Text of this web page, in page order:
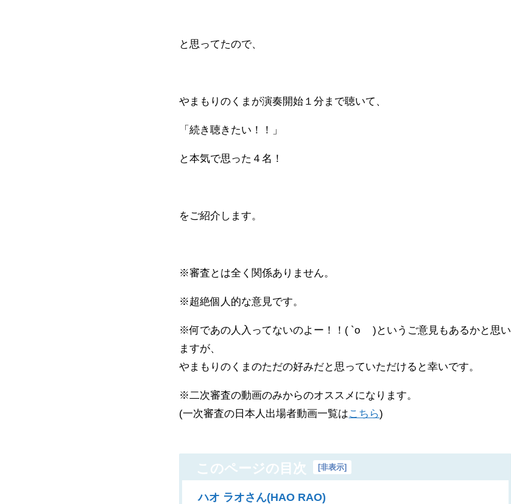
と思ってたので、
やまもりのくまが演奏開始１分まで聴いて、
「続き聴きたい！！」
と本気で思った４名！
をご紹介します。
※審査とは全く関係ありません。
※超絶個人的な意見です。
※何であの人入ってないのよー！！( `o´ )というご意見もあるかと思い
ますが、
やまもりのくまのただの好みだと思っていただけると幸いです。
※二次審査の動画のみからのオススメになります。
(一次審査の日本人出場者動画一覧は こちら)
このページの目次 [非表示]
ハオ ラオさん(HAO RAO)